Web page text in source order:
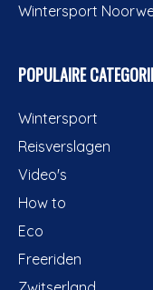
Wintersport
POPULAIRE
Wintersport
Reisverslagen
Video's
How to
Eco
Freeriden